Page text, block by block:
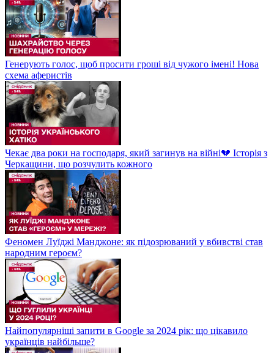
Генерують голос, щоб просити гроші від чужого імені! Нова
схема аферистів
Чекає два роки на господаря, який загинув на війні💔 Історія з
Черкащини, що розчулить кожного
Феномен Луїджі Манджоне: як підозрюваний у вбивстві став
народним героєм?
Найпопулярніші запити в Google за 2024 рік: що цікавило
українців найбільше?